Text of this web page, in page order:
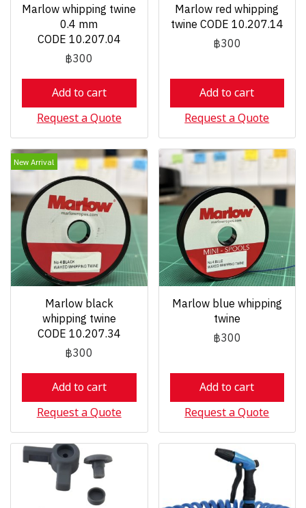
Marlow whipping twine
0.4 mm
CODE 10.207.04
฿300
Add to cart
Request a Quote
Marlow red whipping
twine CODE 10.207.14
฿300
Add to cart
Request a Quote
New Arrival
Marlow black
whipping twine
CODE 10.207.34
฿300
Add to cart
Request a Quote
Marlow blue whipping
twine
฿300
Add to cart
Request a Quote